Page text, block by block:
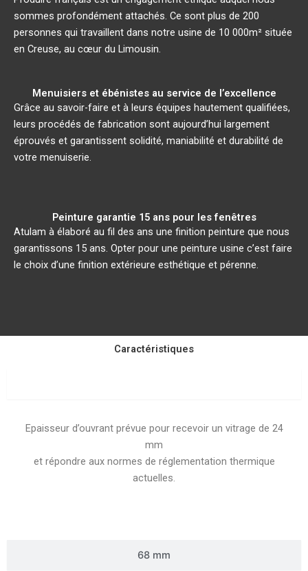
sommes profondément attachés. Ce sont plus de 200
personnes qui travaillent dans notre usine de 10 000m² située
en Creuse, au cœur du Limousin.
Menuisiers et ébénistes au service de l’excellence
Grâce au savoir-faire et à leurs équipes hautement qualifiées,
leurs procédés de fabrication sont aujourd’hui largement
éprouvés et garantissent solidité, maniabilité et durabilité de
votre menuiserie.
Peinture garantie 15 ans pour les fenêtres
Atulam à élaboré au fil des ans une finition peinture que nous
garantissons 15 ans. Opter pour une peinture usine c’est faire
le choix d’une finition extérieure esthétique et pérenne.
Caractéristiques
68 mm
Epaisseur d’ouvrant prévue pour recevoir un vitrage de 24
mm
et répondre aux normes de réglementation thermique
actuelles.